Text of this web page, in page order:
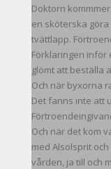
Doktorn
en sköterska
tvättlapp.
Förklaringen
glömt att beställa
Och när byxorna
Det fanns inte att
Och när det kom
med Alsolsprit
vården, ja till och